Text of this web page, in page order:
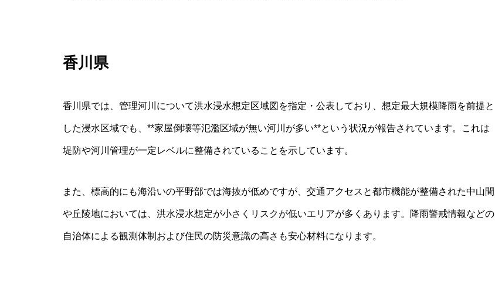
香川県
香川県では、管理河川について洪水浸水想定区域図を指定・公表しており、想定最大規模降雨を前提と
した浸水区域でも、**家屋倒壊等氾濫区域が無い河川が多い**という状況が報告されています。これは
堤防や河川管理が一定レベルに整備されていることを示しています。
また、標高的にも海沿いの平野部では海抜が低めですが、交通アクセスと都市機能が整備された中山間
や丘陵地においては、洪水浸水想定が小さくリスクが低いエリアが多くあります。降雨警戒情報などの
自治体による観測体制および住民の防災意識の高さも安心材料になります。